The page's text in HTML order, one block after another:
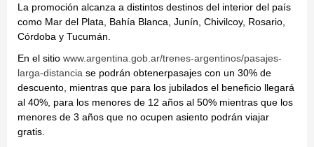
La promoción alcanza a distintos destinos del interior del país
como Mar del Plata, Bahía Blanca, Junín, Chivilcoy, Rosario,
Córdoba y Tucumán.
En el sitio www.argentina.gob.ar/trenes-argentinos/pasajes-
larga-distancia se podrán obtenerpasajes con un 30% de
descuento, mientras que para los jubilados el beneficio llegará
al 40%, para los menores de 12 años al 50% mientras que los
menores de 3 años que no ocupen asiento podrán viajar
gratis.